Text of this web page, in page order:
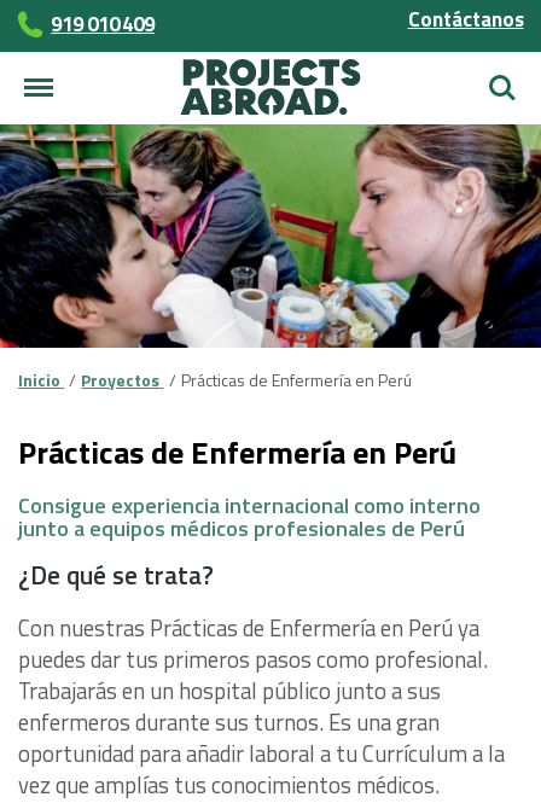
919 010 409 Contáctanos
Inicio Proyectos Prácticas de Enfermería en Perú
Prácticas de Enfermería en Perú
Consigue experiencia internacional como interno
junto a equipos médicos profesionales de Perú
¿De qué se trata?
Con nuestras Prácticas de Enfermería en Perú ya
puedes dar tus primeros pasos como profesional.
Trabajarás en un hospital público junto a sus
enfermeros durante sus turnos. Es una gran
oportunidad para añadir laboral a tu Currículum a la
vez que amplías tus conocimientos médicos.